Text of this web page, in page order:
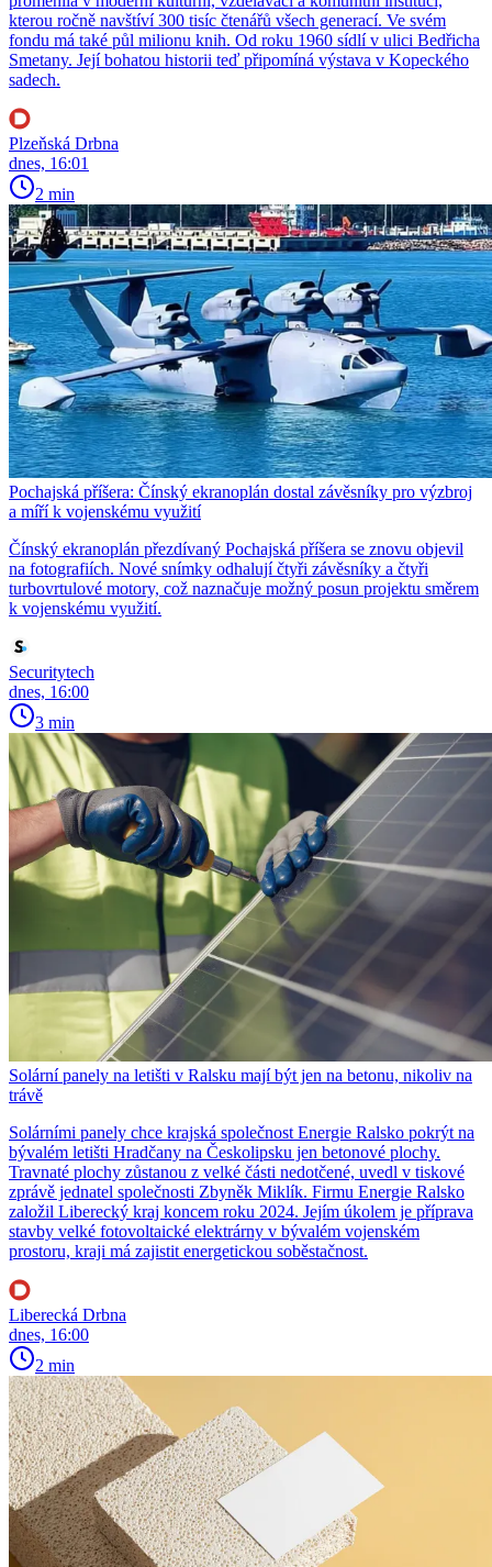
kterou ročně navštíví 300 tisíc čtenářů všech generací. Ve svém
fondu má také půl milionu knih. Od roku 1960 sídlí v ulici Bedřicha
Smetany. Její bohatou historii teď připomíná výstava v Kopeckého
sadech.
Plzeňská Drbna
dnes, 16:01
2 min
Pochajská příšera: Čínský ekranoplán dostal závěsníky pro výzbroj
a míří k vojenskému využití
Čínský ekranoplán přezdívaný Pochajská příšera se znovu objevil
na fotografiích. Nové snímky odhalují čtyři závěsníky a čtyři
turbovrtulové motory, což naznačuje možný posun projektu směrem
k vojenskému využití.
Securitytech
dnes, 16:00
3 min
Solární panely na letišti v Ralsku mají být jen na betonu, nikoliv na
trávě
Solárními panely chce krajská společnost Energie Ralsko pokrýt na
bývalém letišti Hradčany na Českolipsku jen betonové plochy.
Travnaté plochy zůstanou z velké části nedotčené, uvedl v tiskové
zprávě jednatel společnosti Zbyněk Miklík. Firmu Energie Ralsko
založil Liberecký kraj koncem roku 2024. Jejím úkolem je příprava
stavby velké fotovoltaické elektrárny v bývalém vojenském
prostoru, kraji má zajistit energetickou soběstačnost.
Liberecká Drbna
dnes, 16:00
2 min